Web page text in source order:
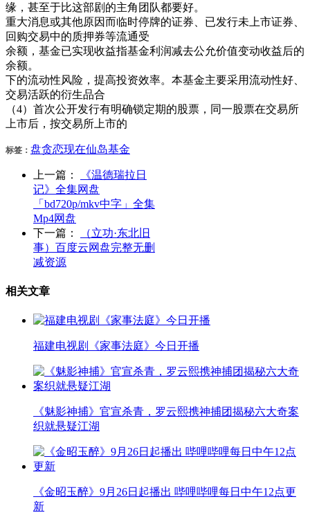
缘，甚至于比这部剧的主角团队都要好。
重大消息或其他原因而临时停牌的证券、已发行未上市证券、
回购交易中的质押券等流通受
余额，基金已实现收益指基金利润减去公允价值变动收益后的
余额。
下的流动性风险，提高投资效率。本基金主要采用流动性好、
交易活跃的衍生品合
（4）首次公开发行有明确锁定期的股票，同一股票在交易所
上市后，按交易所上市的
标签： 盘贪恋现在仙岛基金
上一篇：
《温德瑞拉日
记》全集网盘
「bd720p/mkv中字」全集
Mp4网盘
下一篇：
（立功·东北旧
事）百度云网盘完整无删
减资源
相关文章
福建电视剧《家事法庭》今日开播
《魅影神捕》官宣杀青，罗云熙携神捕团揭秘六大奇案
织就悬疑江湖
《金昭玉醉》9月26日起播出 哔哩哔哩每日中午12点更
新